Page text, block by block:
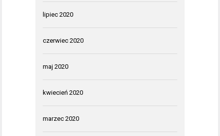
lipiec 2020
czerwiec 2020
maj 2020
kwiecień 2020
marzec 2020